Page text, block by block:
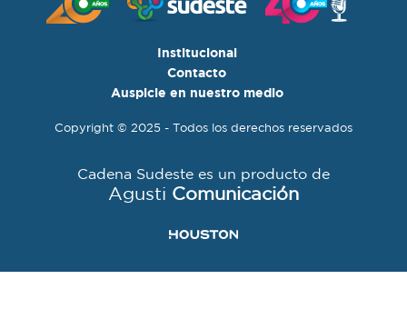
Institucional
Contacto
Auspicie en nuestro medio
Copyright © 2025 - Todos los derechos reservados
Cadena Sudeste es un producto de
Agusti Comunicación